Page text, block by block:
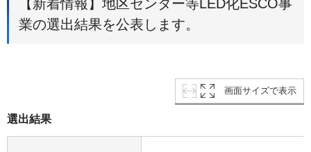
【新着情報】地区センター等LED化ESCO事
業の選出結果を公表します。
画面サイズで表示
選出結果